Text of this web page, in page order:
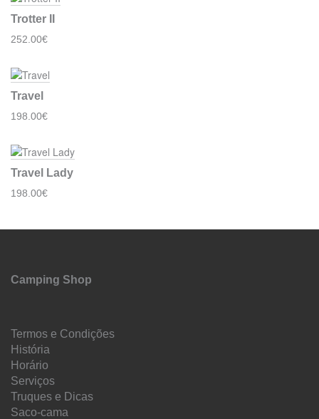
Trotter II
252.00€
Travel
198.00€
Travel Lady
198.00€
Camping Shop
Termos e Condições
História
Horário
Serviços
Truques e Dicas
Saco-cama